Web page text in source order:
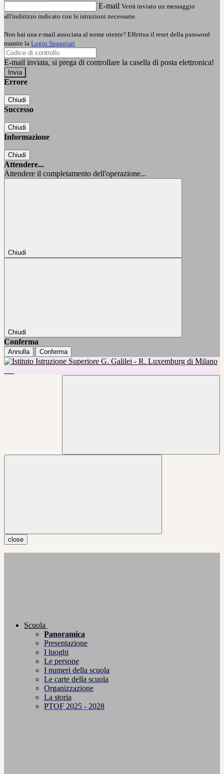
E-mail Verrà inviato un messaggio
all'indirizzo indicato con le istruzioni necessarie.
Non hai una e-mail associata al nome utente? Effettua il reset della password
tramite la Login Spaggiari
E-mail inviata, si prega di controllare la casella di posta elettronica!
Errore
Chiudi
Successo
Chiudi
Informazione
Chiudi
Attendere...
Attendere il completamento dell'operazione...
Chiudi
Chiudi
Conferma
Annulla Conferma
close
Scuola
Panoramica
Presentazione
I luoghi
Le persone
I numeri della scuola
Le carte della scuola
Organizzazione
La storia
PTOF 2025 - 2028